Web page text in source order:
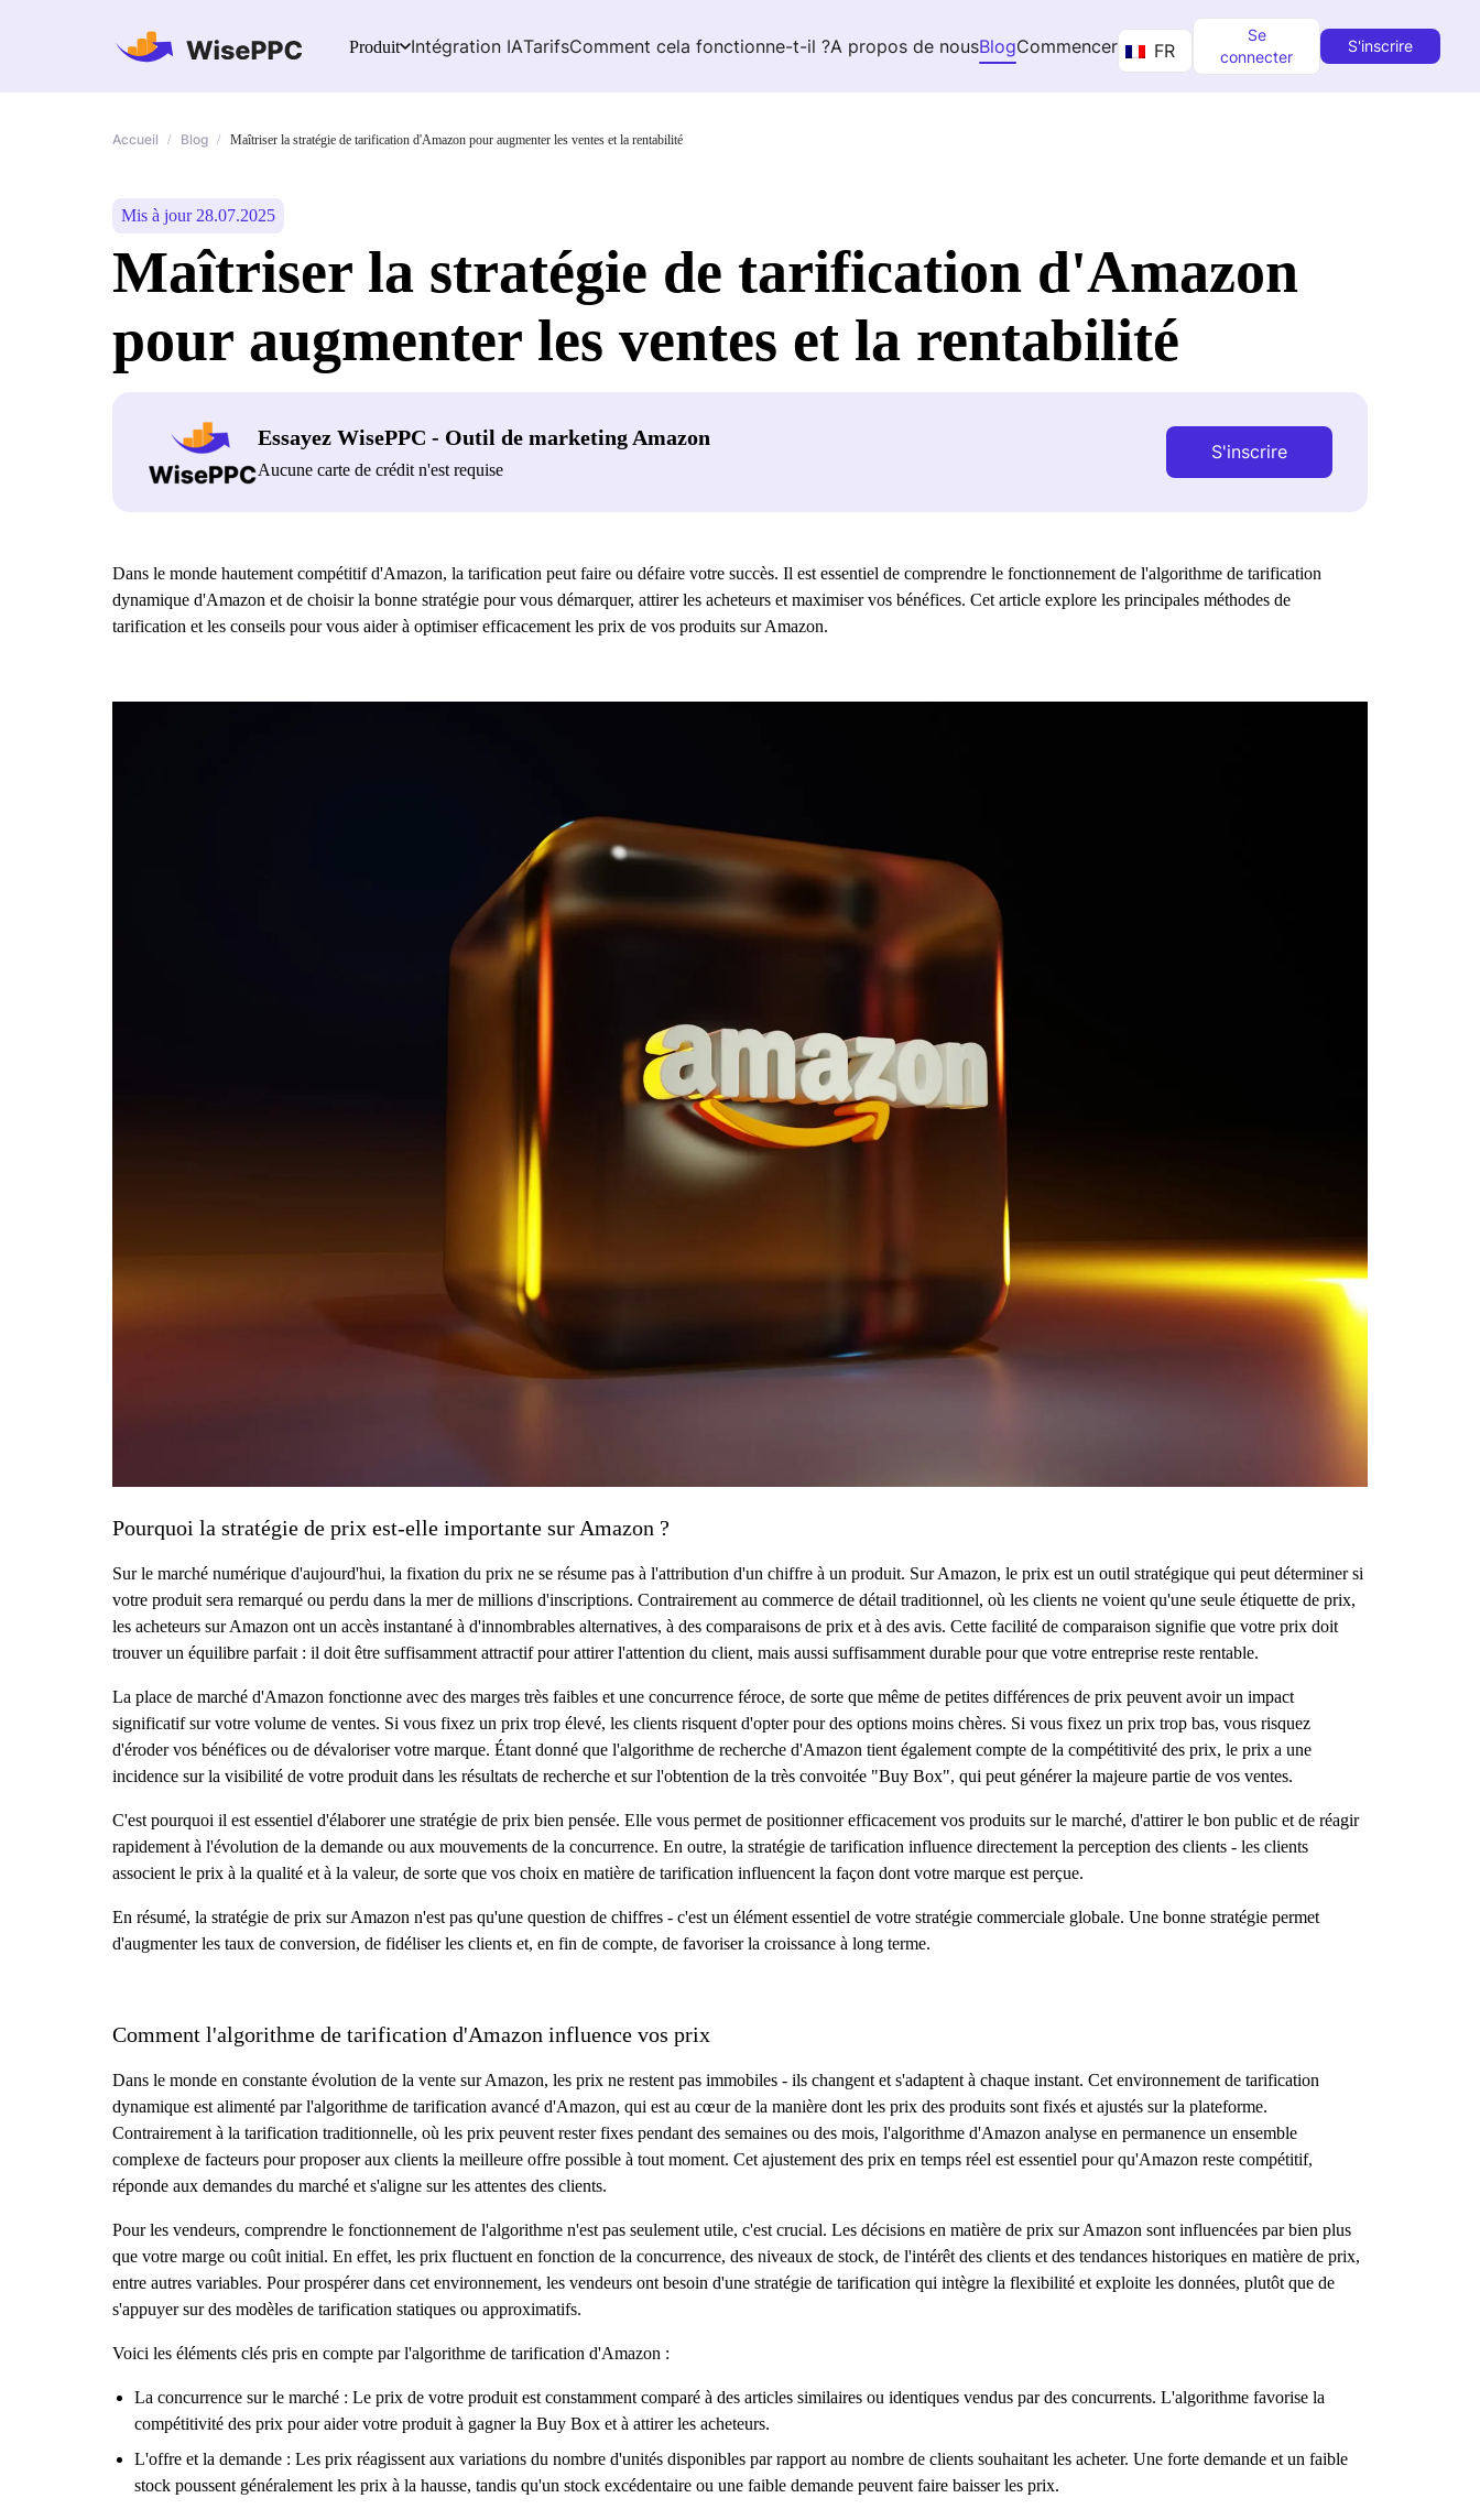
Produit Intégration IATarifsComment cela fonctionne-t-il ?A propos de nousBlogCommencer FR
Se
connecter
S'inscrire
Accueil / Blog / Maîtriser la stratégie de tarification d'Amazon pour augmenter les ventes et la rentabilité
Mis à jour 28.07.2025
Maîtriser la stratégie de tarification d'Amazon
pour augmenter les ventes et la rentabilité
Essayez WisePPC - Outil de marketing Amazon
Aucune carte de crédit n'est requise
S'inscrire
Dans le monde hautement compétitif d'Amazon, la tarification peut faire ou défaire votre succès. Il est essentiel de comprendre le fonctionnement de l'algorithme de tarification
dynamique d'Amazon et de choisir la bonne stratégie pour vous démarquer, attirer les acheteurs et maximiser vos bénéfices. Cet article explore les principales méthodes de
tarification et les conseils pour vous aider à optimiser efficacement les prix de vos produits sur Amazon.
Pourquoi la stratégie de prix est-elle importante sur Amazon ?
Sur le marché numérique d'aujourd'hui, la fixation du prix ne se résume pas à l'attribution d'un chiffre à un produit. Sur Amazon, le prix est un outil stratégique qui peut déterminer si
votre produit sera remarqué ou perdu dans la mer de millions d'inscriptions. Contrairement au commerce de détail traditionnel, où les clients ne voient qu'une seule étiquette de prix,
les acheteurs sur Amazon ont un accès instantané à d'innombrables alternatives, à des comparaisons de prix et à des avis. Cette facilité de comparaison signifie que votre prix doit
trouver un équilibre parfait : il doit être suffisamment attractif pour attirer l'attention du client, mais aussi suffisamment durable pour que votre entreprise reste rentable.
La place de marché d'Amazon fonctionne avec des marges très faibles et une concurrence féroce, de sorte que même de petites différences de prix peuvent avoir un impact
significatif sur votre volume de ventes. Si vous fixez un prix trop élevé, les clients risquent d'opter pour des options moins chères. Si vous fixez un prix trop bas, vous risquez
d'éroder vos bénéfices ou de dévaloriser votre marque. Étant donné que l'algorithme de recherche d'Amazon tient également compte de la compétitivité des prix, le prix a une
incidence sur la visibilité de votre produit dans les résultats de recherche et sur l'obtention de la très convoitée "Buy Box", qui peut générer la majeure partie de vos ventes.
C'est pourquoi il est essentiel d'élaborer une stratégie de prix bien pensée. Elle vous permet de positionner efficacement vos produits sur le marché, d'attirer le bon public et de réagir
rapidement à l'évolution de la demande ou aux mouvements de la concurrence. En outre, la stratégie de tarification influence directement la perception des clients - les clients
associent le prix à la qualité et à la valeur, de sorte que vos choix en matière de tarification influencent la façon dont votre marque est perçue.
En résumé, la stratégie de prix sur Amazon n'est pas qu'une question de chiffres - c'est un élément essentiel de votre stratégie commerciale globale. Une bonne stratégie permet
d'augmenter les taux de conversion, de fidéliser les clients et, en fin de compte, de favoriser la croissance à long terme.
Comment l'algorithme de tarification d'Amazon influence vos prix
Dans le monde en constante évolution de la vente sur Amazon, les prix ne restent pas immobiles - ils changent et s'adaptent à chaque instant. Cet environnement de tarification
dynamique est alimenté par l'algorithme de tarification avancé d'Amazon, qui est au cœur de la manière dont les prix des produits sont fixés et ajustés sur la plateforme.
Contrairement à la tarification traditionnelle, où les prix peuvent rester fixes pendant des semaines ou des mois, l'algorithme d'Amazon analyse en permanence un ensemble
complexe de facteurs pour proposer aux clients la meilleure offre possible à tout moment. Cet ajustement des prix en temps réel est essentiel pour qu'Amazon reste compétitif,
réponde aux demandes du marché et s'aligne sur les attentes des clients.
Pour les vendeurs, comprendre le fonctionnement de l'algorithme n'est pas seulement utile, c'est crucial. Les décisions en matière de prix sur Amazon sont influencées par bien plus
que votre marge ou coût initial. En effet, les prix fluctuent en fonction de la concurrence, des niveaux de stock, de l'intérêt des clients et des tendances historiques en matière de prix,
entre autres variables. Pour prospérer dans cet environnement, les vendeurs ont besoin d'une stratégie de tarification qui intègre la flexibilité et exploite les données, plutôt que de
s'appuyer sur des modèles de tarification statiques ou approximatifs.
Voici les éléments clés pris en compte par l'algorithme de tarification d'Amazon :
La concurrence sur le marché : Le prix de votre produit est constamment comparé à des articles similaires ou identiques vendus par des concurrents. L'algorithme favorise la
compétitivité des prix pour aider votre produit à gagner la Buy Box et à attirer les acheteurs.
L'offre et la demande : Les prix réagissent aux variations du nombre d'unités disponibles par rapport au nombre de clients souhaitant les acheter. Une forte demande et un faible
stock poussent généralement les prix à la hausse, tandis qu'un stock excédentaire ou une faible demande peuvent faire baisser les prix.